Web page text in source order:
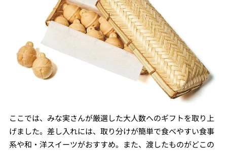
ここでは、みな実さんが厳選した大人数へのギフトを取り上
げました。差し入れには、取り分けが簡単で食べやすい食事
系や和・洋スイーツがおすすめ。また、渡したものがどこの